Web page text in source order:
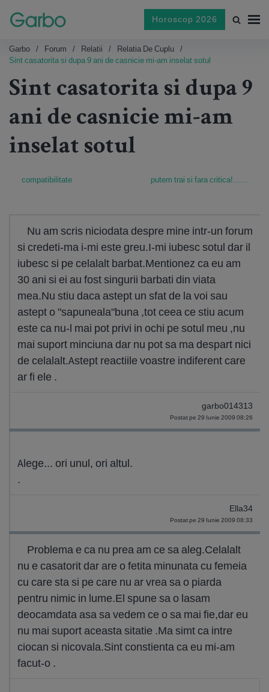
Horoscop 2026
Garbo Forum Relatii
Relatia De Cuplu
Sint casatorita si dupa 9 ani de casnicie mi-am inselat sotul
Sint casatorita si dupa 9
ani de casnicie mi-am
inselat sotul
compatibilitate putem trai si fara critica!......
Nu am scris niciodata despre mine intr-un forum
si credeti-ma i-mi este greu.I-mi iubesc sotul dar il
iubesc si pe celalalt barbat.Mentionez ca eu am
30 ani si ei au fost singurii barbati din viata
mea.Nu stiu daca astept un sfat de la voi sau
astept o "sapuneala"buna ,tot ceea ce stiu acum
este ca nu-l mai pot privi in ochi pe sotul meu ,nu
mai suport minciuna dar nu pot sa ma despart nici
de celalalt.Astept reactiile voastre indiferent care
ar fi ele .
garbo014313
Postat pe 29 Iunie 2009 08:26
Alege... ori unul, ori altul.
.
Ella34
Postat pe 29 Iunie 2009 08:33
Problema e ca nu prea am ce sa aleg.Celalalt
nu e casatorit dar are o fetita minunata cu femeia
cu care sta si pe care nu ar vrea sa o piarda
pentru nimic in lume.El spune sa o lasam
deocamdata asa sa vedem ce o sa mai fie,dar eu
nu mai suport aceasta sitatie .Ma simt ca intre
ciocan si nicovala.Sint constienta ca eu mi-am
facut-o .